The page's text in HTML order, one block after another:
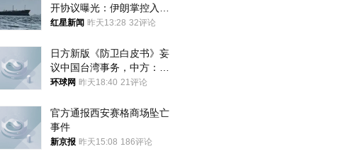
开协议曝光：伊朗掌控入湾
航道，与阿曼平分“服务费”
红星新闻 昨天13:28 32评论
日方新版《防卫白皮书》妄
议中国台湾事务，中方：强
烈不满、坚决反对，已向日
环球网 昨天18:40 21评论
官方通报西安赛格商场坠亡
事件
新京报 昨天15:08 186评论